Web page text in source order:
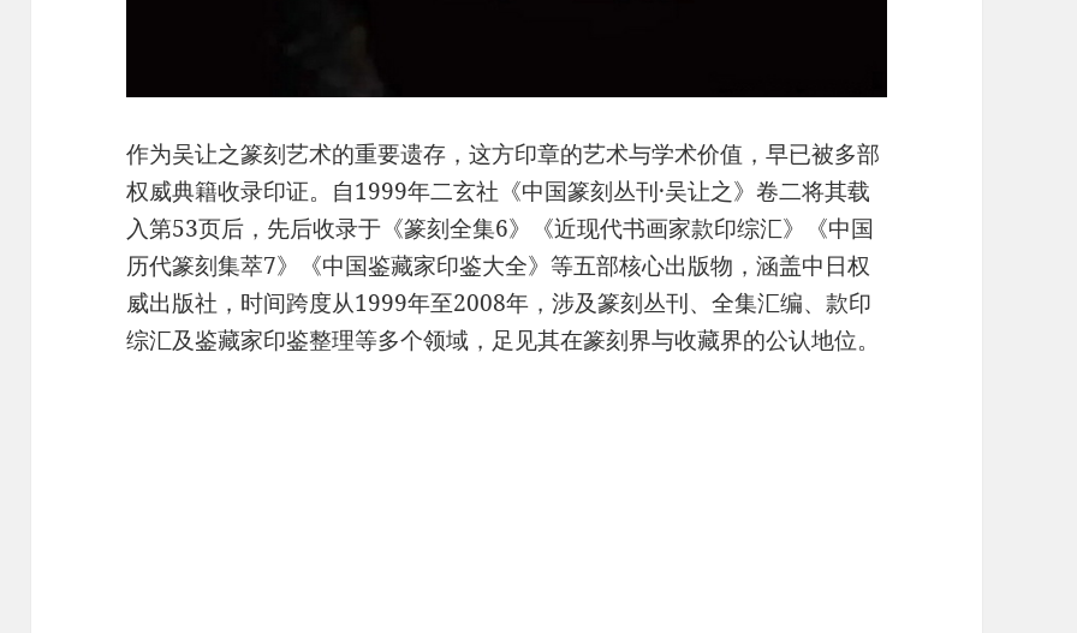
作为吴让之篆刻艺术的重要遗存，这方印章的艺术与学术价值，早已被多部
权威典籍收录印证。自1999年二玄社《中国篆刻丛刊·吴让之》卷二将其载
入第53页后，先后收录于《篆刻全集6》《近现代书画家款印综汇》《中国
历代篆刻集萃7》《中国鉴藏家印鉴大全》等五部核心出版物，涵盖中日权
威出版社，时间跨度从1999年至2008年，涉及篆刻丛刊、全集汇编、款印
综汇及鉴藏家印鉴整理等多个领域，足见其在篆刻界与收藏界的公认地位。